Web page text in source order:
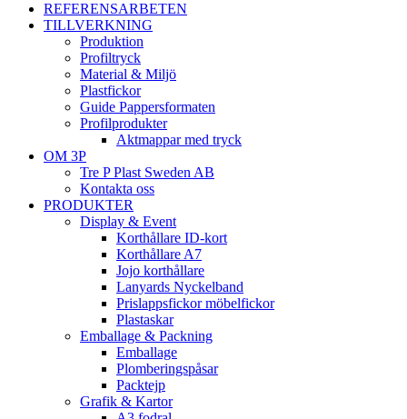
REFERENSARBETEN
TILLVERKNING
Produktion
Profiltryck
Material & Miljö
Plastfickor
Guide Pappersformaten
Profilprodukter
Aktmappar med tryck
OM 3P
Tre P Plast Sweden AB
Kontakta oss
PRODUKTER
Display & Event
Korthållare ID-kort
Korthållare A7
Jojo korthållare
Lanyards Nyckelband
Prislappsfickor möbelfickor
Plastaskar
Emballage & Packning
Emballage
Plomberingspåsar
Packtejp
Grafik & Kartor